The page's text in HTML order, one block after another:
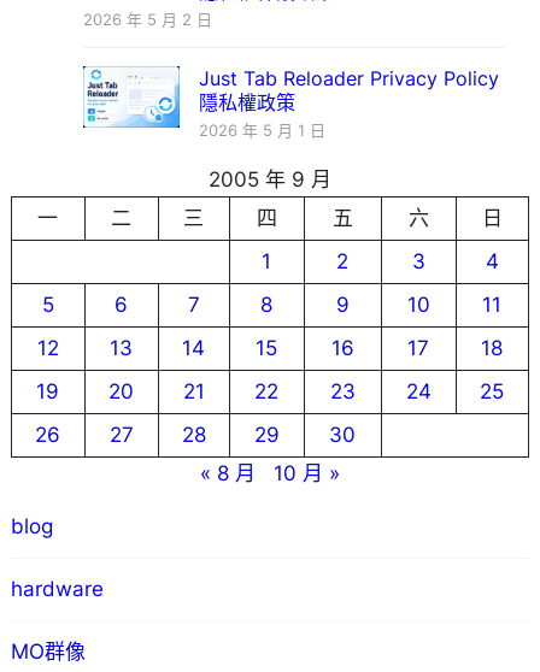
2026 年 5 月 2 日
Just Tab Reloader Privacy Policy
隱私權政策
2026 年 5 月 1 日
2005 年 9 月
一
二 三 四 五 六
日
1
2 3
4
5
6 7 8 9 10
11
12
13 14 15 16 17
18
19
20 21 22 23 24
25
26
27 28 29
30
« 8 月
10 月 »
blog
hardware
MO群像